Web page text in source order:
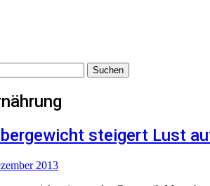
steigert Lust
2013